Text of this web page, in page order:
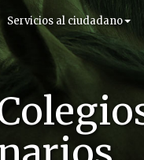
Servicios al ciudadano